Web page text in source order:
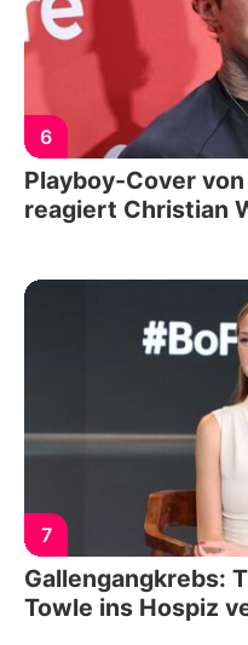
6
Playboy-Cover
reagiert Christian
7
Gallengangkrebs:
Towle ins Hospiz